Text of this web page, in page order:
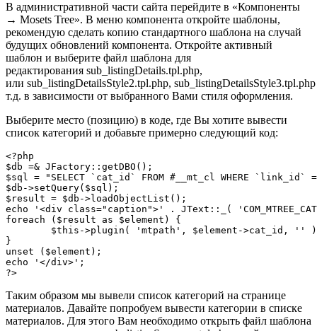
В административной части сайта перейдите в «Компоненты
→ Mosets Tree». В меню компонента откройте шаблоны,
рекомендую сделать копию стандартного шаблона на случай
будущих обновлений компонента. Откройте активный
шаблон и выберите файл шаблона для
редактирования sub_listingDetails.tpl.php,
или sub_listingDetailsStyle2.tpl.php,
т.д. в зависимости от выбранного Вами стиля оформления.
Выберите место (позицию) в коде, где Вы хотите вывести
список категорий и добавьте примерно следующий код:
<?php
$db =& JFactory::getDBO();
$sql = "SELECT `cat_id` FROM #__mt_cl WHERE
$db->setQuery($sql);
$result = $db->loadObjectList();
echo '<div class="caption">' . JText::_(
foreach ($result as $element) {
}
unset ($element);
echo '</div>';
?>
Таким образом мы вывели список категорий на странице
материалов. Давайте попробуем вывести категории в списке
материалов. Для этого Вам необходимо открыть файл шаблона